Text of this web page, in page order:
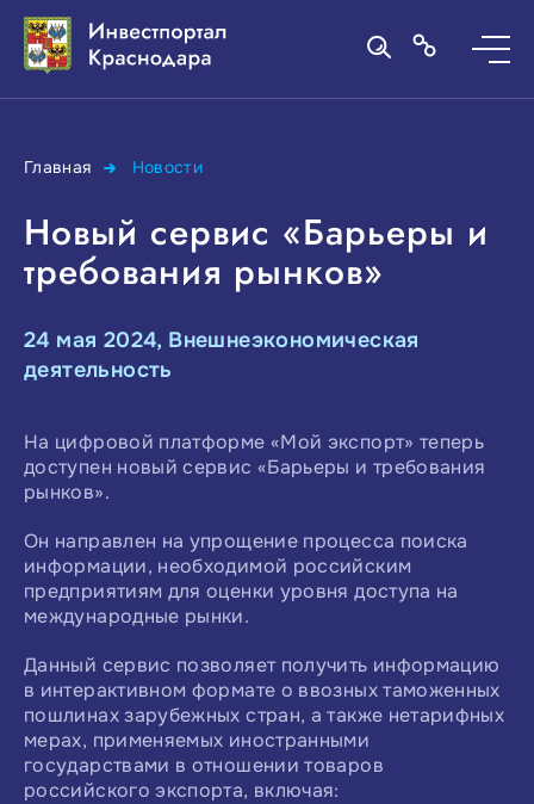
Главная Новости
Новый сервис «Барьеры и
требования рынков»
24 мая 2024, Внешнеэкономическая
деятельность
На цифровой платформе «Мой экспорт» теперь
доступен новый сервис «Барьеры и требования
рынков».
Он направлен на упрощение процесса поиска
информации, необходимой российским
предприятиям для оценки уровня доступа на
международные рынки.
Данный сервис позволяет получить информацию
в интерактивном формате о ввозных таможенных
пошлинах зарубежных стран, а также нетарифных
мерах, применяемых иностранными
государствами в отношении товаров
российского экспорта, включая: